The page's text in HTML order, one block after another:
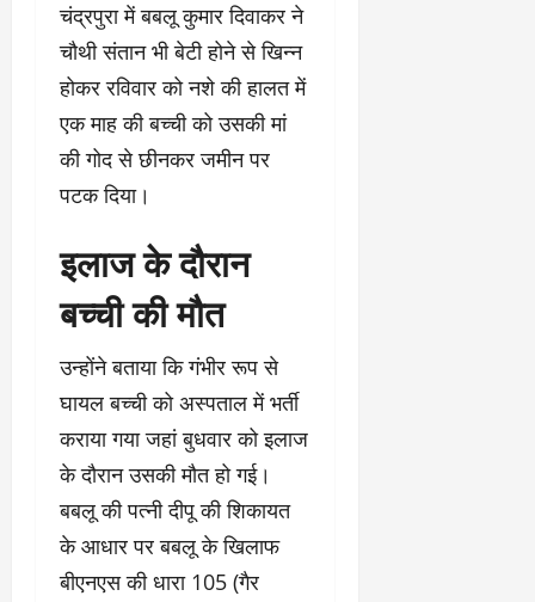
चंद्रपुरा में बबलू कुमार दिवाकर ने
चौथी संतान भी बेटी होने से खिन्न
होकर रविवार को नशे की हालत में
एक माह की बच्ची को उसकी मां
की गोद से छीनकर जमीन पर
पटक दिया।
इलाज के दौरान
बच्ची की मौत
उन्होंने बताया कि गंभीर रूप से
घायल बच्ची को अस्पताल में भर्ती
कराया गया जहां बुधवार को इलाज
के दौरान उसकी मौत हो गई।
बबलू की पत्नी दीपू की शिकायत
के आधार पर बबलू के खिलाफ
बीएनएस की धारा 105 (गैर